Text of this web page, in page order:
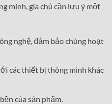
minh, gia chủ cần lưu ý một
nghệ, đảm bảo chúng hoạt
các thiết bị thông minh khác
của sản phẩm.